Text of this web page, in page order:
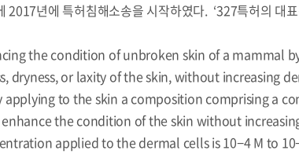
2017년에 특허침해소송을 시작하였다. ‘327특허의 대
the condition of unbroken skin of a mammal
dryness, or laxity of the skin, without increasing
to the skin a composition comprising a
the condition of the skin without
applied to the dermal cells is 10−4 M to